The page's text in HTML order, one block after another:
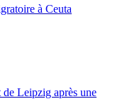
à Ceuta
Leipzig après une